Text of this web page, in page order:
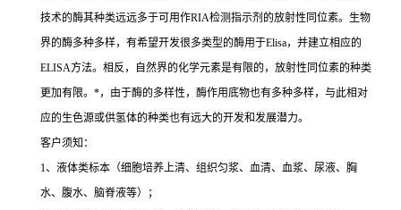
技术的酶其种类远远多于可用作RIA检测指示剂的放射性同位素。生物
界的酶多种多样，有希望开发很多类型的酶用于Elisa，并建立相应的
ELISA方法。相反，自然界的化学元素是有限的，放射性同位素的种类
更加有限。 *，由于酶的多样性，酶作用底物也有多种多样，与此相对
应的生色源或供氢体的种类也有远大的开发和发展潜力。
客户须知：
1、液体类标本（细胞培养上清、组织匀浆、血清、血浆、尿液、胸
水、腹水、脑脊液等）；